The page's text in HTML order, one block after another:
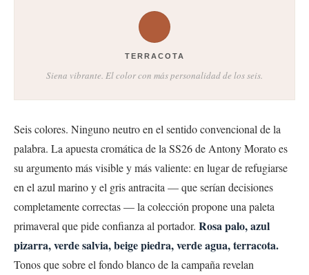
TERRACOTA
Siena vibrante. El color con más personalidad de los seis.
Seis colores. Ninguno neutro en el sentido convencional de la
palabra. La apuesta cromática de la SS26 de Antony Morato es
su argumento más visible y más valiente: en lugar de refugiarse
en el azul marino y el gris antracita — que serían decisiones
completamente correctas — la colección propone una paleta
primaveral que pide confianza al portador. Rosa palo, azul
pizarra, verde salvia, beige piedra, verde agua, terracota.
Tonos que sobre el fondo blanco de la campaña revelan